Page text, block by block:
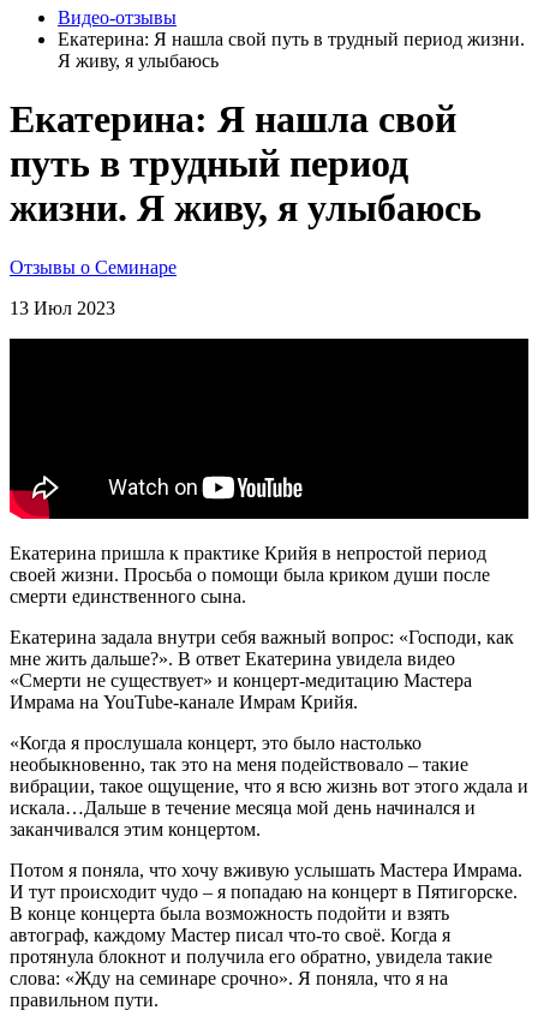
Видео-отзывы
Екатерина: Я нашла свой путь в трудный период жизни.
Я живу, я улыбаюсь
Екатерина: Я нашла свой
путь в трудный период
жизни. Я живу, я улыбаюсь
Отзывы о Семинаре
13 Июл 2023
Екатерина пришла к практике Крийя в непростой период
своей жизни. Просьба о помощи была криком души после
смерти единственного сына.
Екатерина задала внутри себя важный вопрос: «Господи, как
мне жить дальше?». В ответ Екатерина увидела видео
«Смерти не существует» и концерт-медитацию Мастера
Имрама на YouTube-канале Имрам Крийя.
«Когда я прослушала концерт, это было настолько
необыкновенно, так это на меня подействовало – такие
вибрации, такое ощущение, что я всю жизнь вот этого ждала и
искала…Дальше в течение месяца мой день начинался и
заканчивался этим концертом.
Потом я поняла, что хочу вживую услышать Мастера Имрама.
И тут происходит чудо – я попадаю на концерт в Пятигорске.
В конце концерта была возможность подойти и взять
автограф, каждому Мастер писал что-то своё. Когда я
протянула блокнот и получила его обратно, увидела такие
слова: «Жду на семинаре срочно». Я поняла, что я на
правильном пути.